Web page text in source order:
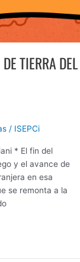
TIERRA DEL
/ ISEPCi
* El fin del
y el avance de
en esa
se remonta a la